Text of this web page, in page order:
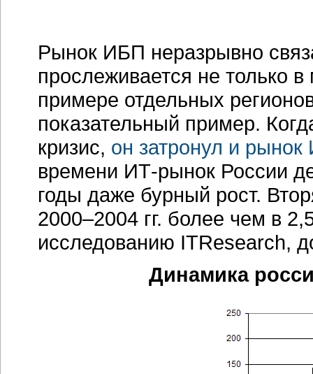
Рынок ИБП неразрывно
прослеживается не только
примере отдельных
показательный пример.
кризис, он затронул и
времени ИТ-рынок России
годы даже бурный рост.
2000–2004 гг. более чем в
исследованию ITResearch,
Динамика